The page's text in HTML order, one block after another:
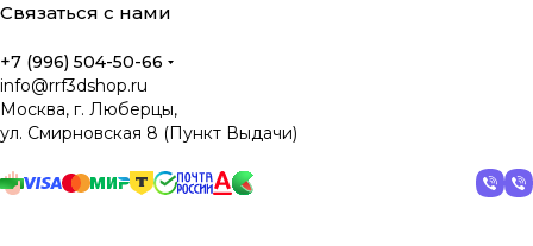
Связаться с нами
+7 (996) 504-50-66
info@rrf3dshop.ru
Москва, г. Люберцы,
ул. Смирновская 8 (Пункт Выдачи)